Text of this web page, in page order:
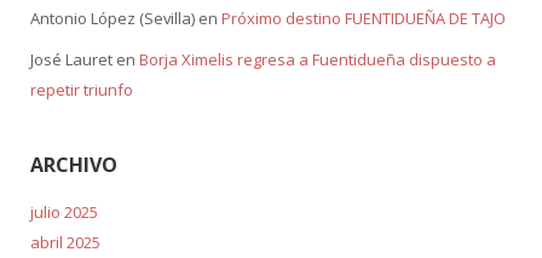
Antonio López (Sevilla)en Próximo destino FUENTIDUEÑA DE TAJO
José Laureten Borja Ximelis regresa a Fuentidueña dispuesto a
repetir triunfo
ARCHIVO
julio 2025
abril 2025